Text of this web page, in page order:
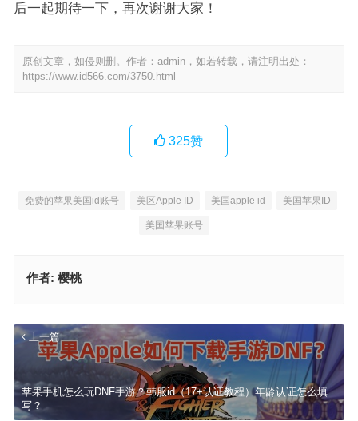
后一起期待一下，再次谢谢大家！
原创文章，如侵则删。作者：admin，如若转载，请注明出处：
https://www.id566.com/3750.html
325赞
免费的苹果美国id账号 美区Apple ID 美国apple id 美国苹果ID
美国苹果账号
作者: 樱桃
上一篇
苹果手机怎么玩DNF手游？韩服id（17+认证教程）年龄认证怎么填
写？